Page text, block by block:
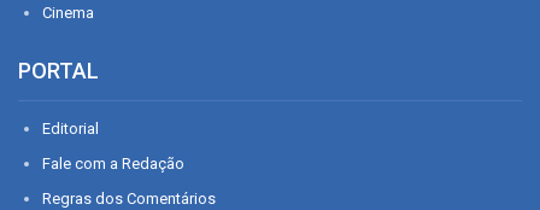
Cinema
PORTAL
Editorial
Fale com a Redação
Regras dos Comentários